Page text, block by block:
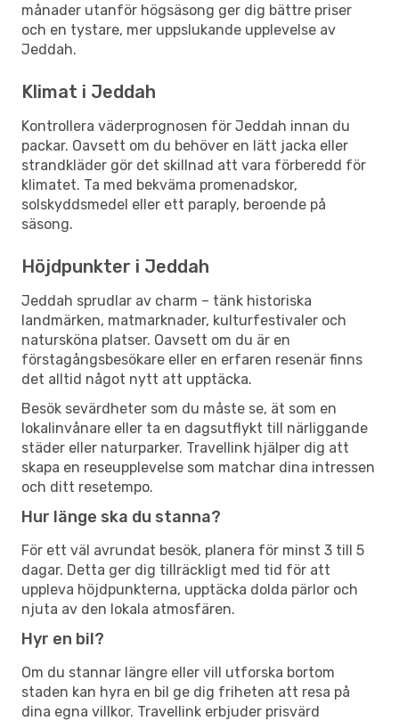
månader utanför högsäsong ger dig bättre priser
och en tystare, mer uppslukande upplevelse av
Jeddah.
Klimat i Jeddah
Kontrollera väderprognosen för Jeddah innan du
packar. Oavsett om du behöver en lätt jacka eller
strandkläder gör det skillnad att vara förberedd för
klimatet. Ta med bekväma promenadskor,
solskyddsmedel eller ett paraply, beroende på
säsong.
Höjdpunkter i Jeddah
Jeddah sprudlar av charm – tänk historiska
landmärken, matmarknader, kulturfestivaler och
natursköna platser. Oavsett om du är en
förstagångsbesökare eller en erfaren resenär finns
det alltid något nytt att upptäcka.
Besök sevärdheter som du måste se, ät som en
lokalinvånare eller ta en dagsutflykt till närliggande
städer eller naturparker. Travellink hjälper dig att
skapa en reseupplevelse som matchar dina intressen
och ditt resetempo.
Hur länge ska du stanna?
För ett väl avrundat besök, planera för minst 3 till 5
dagar. Detta ger dig tillräckligt med tid för att
uppleva höjdpunkterna, upptäcka dolda pärlor och
njuta av den lokala atmosfären.
Hyr en bil?
Om du stannar längre eller vill utforska bortom
staden kan hyra en bil ge dig friheten att resa på
dina egna villkor. Travellink erbjuder prisvärd